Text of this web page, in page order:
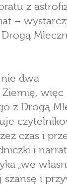
z
–
dwa
więc
z Drogą
czas i
i
„we
szansę i